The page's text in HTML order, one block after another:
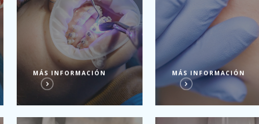
MÁS INFORMACIÓN MÁS INFORMACIÓN